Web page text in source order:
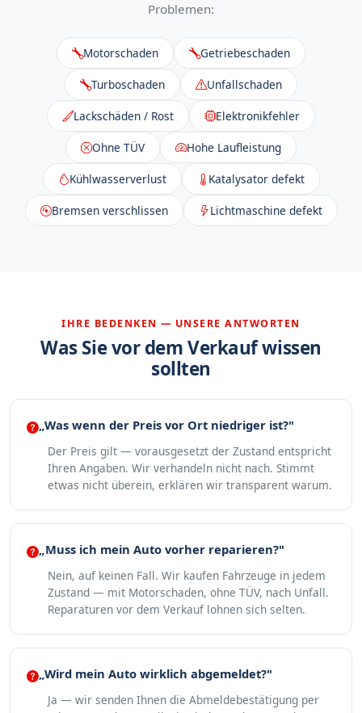
Problemen:
Motorschaden Getriebeschaden
Turboschaden Unfallschaden
Lackschäden / Rost Elektronikfehler
Ohne TÜV Hohe Laufleistung
Kühlwasserverlust Katalysator defekt
Bremsen verschlissen Lichtmaschine defekt
IHRE BEDENKEN — UNSERE ANTWORTEN
Was Sie vor dem Verkauf wissen
sollten
„Was wenn der Preis vor Ort niedriger ist?"
Der Preis gilt — vorausgesetzt der Zustand entspricht
Ihren Angaben. Wir verhandeln nicht nach. Stimmt
etwas nicht überein, erklären wir transparent warum.
„Muss ich mein Auto vorher reparieren?"
Nein, auf keinen Fall. Wir kaufen Fahrzeuge in jedem
Zustand — mit Motorschaden, ohne TÜV, nach Unfall.
Reparaturen vor dem Verkauf lohnen sich selten.
„Wird mein Auto wirklich abgemeldet?"
Ja — wir senden Ihnen die Abmeldebestätigung per